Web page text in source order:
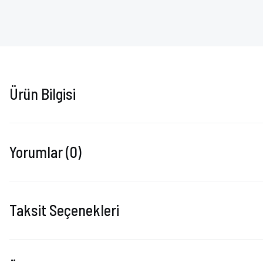
Ürün Bilgisi
Yorumlar (0)
Taksit Seçenekleri